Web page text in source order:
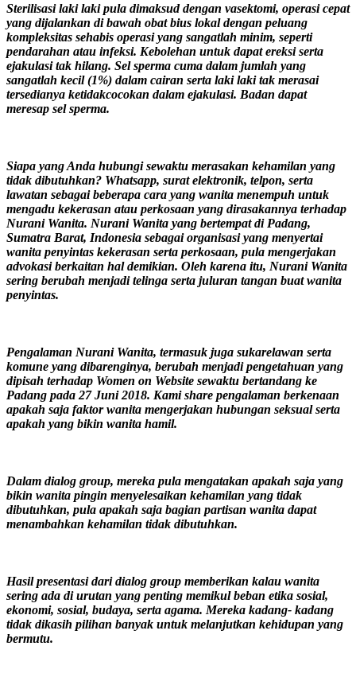
Sterilisasi laki laki pula dimaksud dengan vasektomi, operasi cepat
yang dijalankan di bawah obat bius lokal dengan peluang
kompleksitas sehabis operasi yang sangatlah minim, seperti
pendarahan atau infeksi. Kebolehan untuk dapat ereksi serta
ejakulasi tak hilang. Sel sperma cuma dalam jumlah yang
sangatlah kecil (1%) dalam cairan serta laki laki tak merasai
tersedianya ketidakcocokan dalam ejakulasi. Badan dapat
meresap sel sperma.
Siapa yang Anda hubungi sewaktu merasakan kehamilan yang
tidak dibutuhkan? Whatsapp, surat elektronik, telpon, serta
lawatan sebagai beberapa cara yang wanita menempuh untuk
mengadu kekerasan atau perkosaan yang dirasakannya terhadap
Nurani Wanita. Nurani Wanita yang bertempat di Padang,
Sumatra Barat, Indonesia sebagai organisasi yang menyertai
wanita penyintas kekerasan serta perkosaan, pula mengerjakan
advokasi berkaitan hal demikian. Oleh karena itu, Nurani Wanita
sering berubah menjadi telinga serta juluran tangan buat wanita
penyintas.
Pengalaman Nurani Wanita, termasuk juga sukarelawan serta
komune yang dibarenginya, berubah menjadi pengetahuan yang
dipisah terhadap Women on Website sewaktu bertandang ke
Padang pada 27 Juni 2018. Kami share pengalaman berkenaan
apakah saja faktor wanita mengerjakan hubungan seksual serta
apakah yang bikin wanita hamil.
Dalam dialog group, mereka pula mengatakan apakah saja yang
bikin wanita pingin menyelesaikan kehamilan yang tidak
dibutuhkan, pula apakah saja bagian partisan wanita dapat
menambahkan kehamilan tidak dibutuhkan.
Hasil presentasi dari dialog group memberikan kalau wanita
sering ada di urutan yang penting memikul beban etika sosial,
ekonomi, sosial, budaya, serta agama. Mereka kadang- kadang
tidak dikasih pilihan banyak untuk melanjutkan kehidupan yang
bermutu.